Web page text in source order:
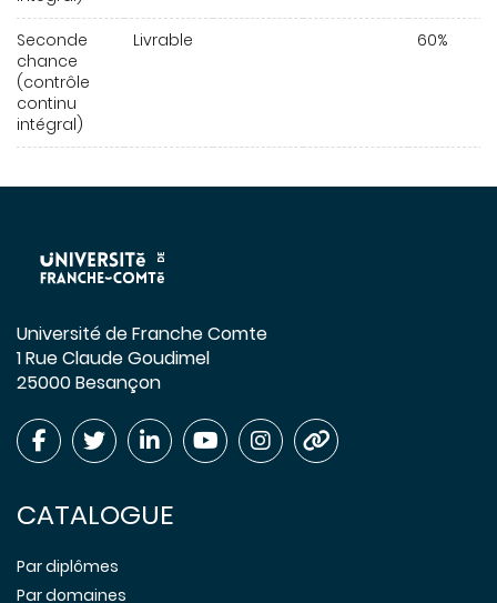
Seconde
chance
(contrôle
continu
intégral)
Livrable 60%
Université de Franche Comte
1 Rue Claude Goudimel
25000 Besançon
CATALOGUE
Par diplômes
Par domaines